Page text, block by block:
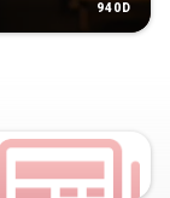
940D